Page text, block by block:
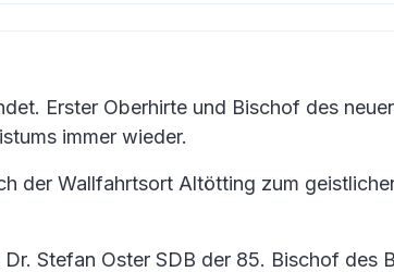
Erster Oberhirte und Bischof des
immer wieder.
der Wallfahrtsort Altötting zum
Stefan Oster SDB der 85. Bischof des